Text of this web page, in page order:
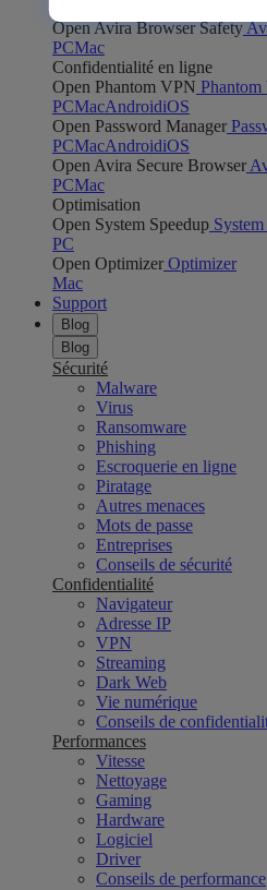
Open Avira Browser Safety
PCMac
Confidentialité en ligne
Open Phantom VPN
PCMacAndroidiOS
Open Password Manager
PCMacAndroidiOS
Open Avira Secure Browser
PCMac
Optimisation
Open System Speedup
PC
Open Optimizer Optimizer
Mac
Support
Blog
Blog
Sécurité
Malware
Virus
Ransomware
Phishing
Escroquerie en ligne
Piratage
Autres menaces
Mots de passe
Entreprises
Conseils de sécurité
Confidentialité
Navigateur
Adresse IP
VPN
Streaming
Dark Web
Vie numérique
Conseils de
Performances
Vitesse
Nettoyage
Gaming
Hardware
Logiciel
Driver
Conseils de performance